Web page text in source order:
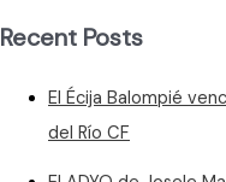
ascender
a
Recent Posts
El Écija Balompié
del Río CF